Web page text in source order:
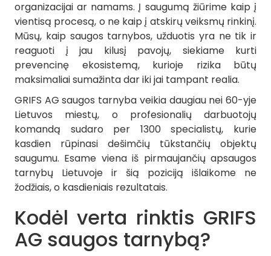
organizacijai ar namams. Į saugumą žiūrime kaip į
vientisą procesą, o ne kaip į atskirų veiksmų rinkinį.
Mūsų, kaip saugos tarnybos, užduotis yra ne tik ir
reaguoti į jau kilusį pavojų, siekiame kurti
prevencinę ekosistemą, kurioje rizika būtų
maksimaliai sumažinta dar iki jai tampant realia.
GRIFS AG saugos tarnyba veikia daugiau nei 60-yje
Lietuvos miestų, o profesionalių darbuotojų
komandą sudaro per 1300 specialistų, kurie
kasdien rūpinasi dešimčių tūkstančių objektų
saugumu. Esame viena iš pirmaujančių apsaugos
tarnybų Lietuvoje ir šią poziciją išlaikome ne
žodžiais, o kasdieniais rezultatais.
Kodėl verta rinktis GRIFS
AG saugos tarnybą?